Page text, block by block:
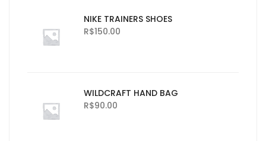
NIKE TRAINERS SHOES
R$150.00
WILDCRAFT HAND BAG
R$90.00